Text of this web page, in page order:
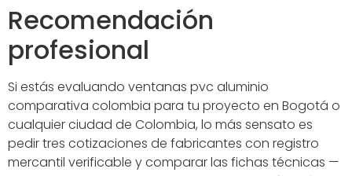
Recomendación
profesional
Si estás evaluando ventanas pvc aluminio
comparativa colombia para tu proyecto en Bogotá o
cualquier ciudad de Colombia, lo más sensato es
pedir tres cotizaciones de fabricantes con registro
mercantil verificable y comparar las fichas técnicas —